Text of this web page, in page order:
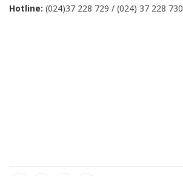
Hotline: (024)37 228 729 / (024) 37 228 730